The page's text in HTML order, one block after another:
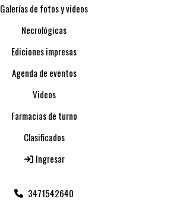
Galerías de fotos y videos
Necrológicas
Ediciones impresas
Agenda de eventos
Videos
Farmacias de turno
Clasificados
Ingresar
3471542640